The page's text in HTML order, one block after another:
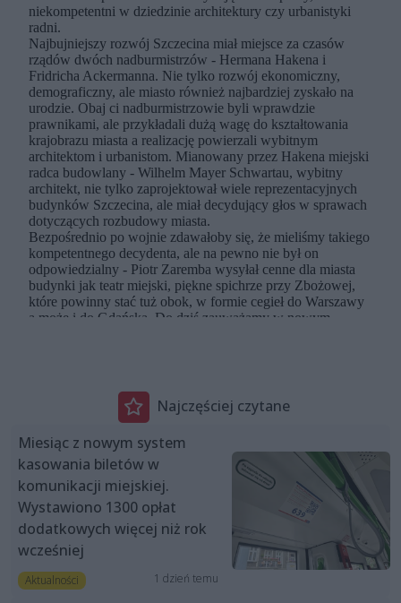
Najczęściej czytane
Miesiąc z nowym system
kasowania biletów w
komunikacji miejskiej.
Wystawiono 1300 opłat
dodatkowych więcej niż rok
wcześniej
Aktualności 1 dzień temu